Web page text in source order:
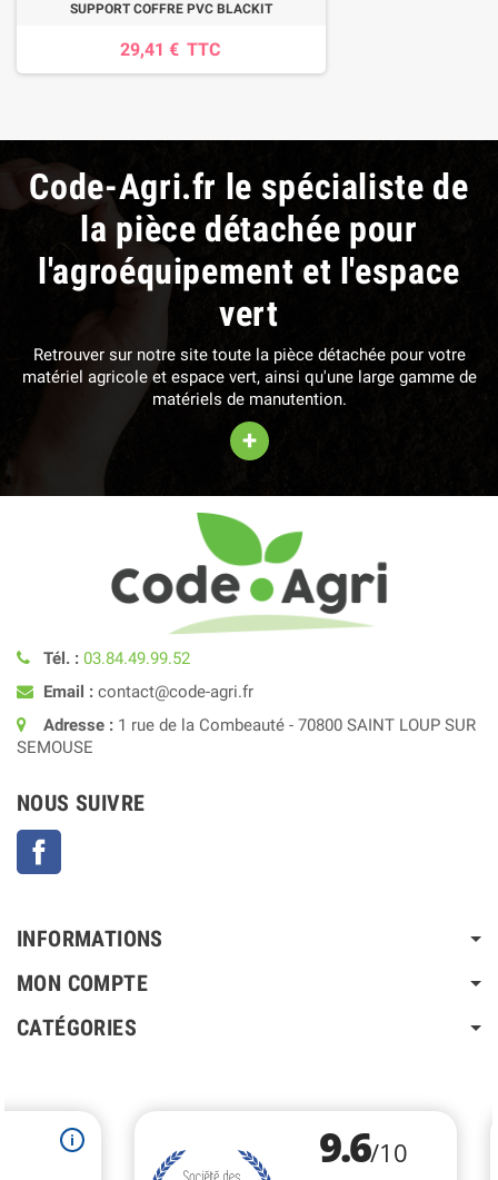
SUPPORT COFFRE PVC BLACKIT
29,41 € TTC
Code-Agri.fr le spécialiste de
la pièce détachée pour
l'agroéquipement et l'espace
vert
Retrouver sur notre site toute la pièce détachée pour votre
matériel agricole et espace vert, ainsi qu'une large gamme de
matériels de manutention.
+
Tél. : 03.84.49.99.52
Email : contact@code-agri.fr
Adresse : 1 rue de la Combeauté - 70800 SAINT LOUP SUR
SEMOUSE
NOUS SUIVRE
INFORMATIONS
MON COMPTE
CATÉGORIES